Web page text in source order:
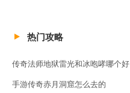
热门攻略
传奇法师地狱雷光和冰咆哮哪个好
手游传奇赤月洞窟怎么去的